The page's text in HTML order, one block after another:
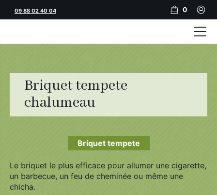
Briquet tempete
chalumeau
Briquet tempete
Le briquet le plus efficace pour allumer une cigarette,
un barbecue, un feu de cheminée ou même une
chicha.
09 88 02 40 04 0
Tubes
Feuilles
Filtres
Vape